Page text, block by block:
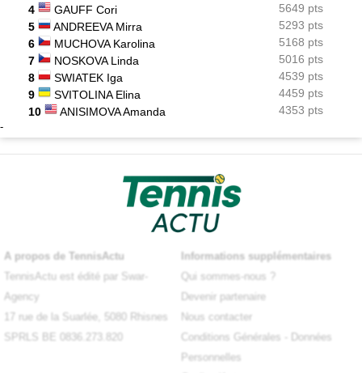
4
GAUFF Cori
5649 pts
5
ANDREEVA Mirra
5293 pts
6
MUCHOVA Karolina
5168 pts
7
NOSKOVA Linda
5016 pts
8
SWIATEK Iga
4539 pts
9
SVITOLINA Elina
4459 pts
10
ANISIMOVA Amanda 4353 pts
-
A propos de TennisActu
TennisActu est édité par Swar-
Agency
17 rue de la Suarlée, 5080 Rhisnes
SPRLS BE 0836.273.820
Informations supplémentaires
Qui sommes-nous ?
Devenir partenaire
Nous contacter
Conditions Générales
Données
Personnelles